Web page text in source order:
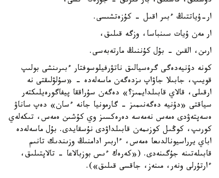
ار-ۇياتتىڭ ءبىر اقىل - كۇزەتشىسى.
ار مەن ۇيات سىنباسا، وزگە قىلىق،
ارىن، القىن - بۇل كۇننىڭ مارتەبەسى.
كونە دۇنيەدەگى گرەسيالىق ناتۋرفيلوسوفتار ءبىرىنشى بولىپ
قويىپ، جابىلا جاۋاپ ىزدەگەن ماسەلەدە - «سۇلۋلىقتى نە
ارقىلى، قالاي قابىلدايمىز؟» دەگەن سۇراققا پيفاگورەيلىكتەر
سياقتى «دۇنيە دەگەنىمىز - گارمونيا جانە ءسان» دەپ ساناۋ
ەسەپتەۋدى ەمەس نەمەسە دەرەكسىز وي كۇشىن ەمەس، تىكەلەي
كورىپ، كوڭىل كوزىمەن قابىلداۋدى نۇسقايدى. بۇل ماسەلەدە
اباي يرراسيونالدىعا ەمەس، ءاربىر ادامنىڭ وزىندىك تانىم
قابىلەتىنە جۇگىنەدى. («كەرەك ءىس بوزبالاعا - تالاپتىلىق،
ءارتۇرلى ونەر، مىنەز، جاقسى قىلىق»).